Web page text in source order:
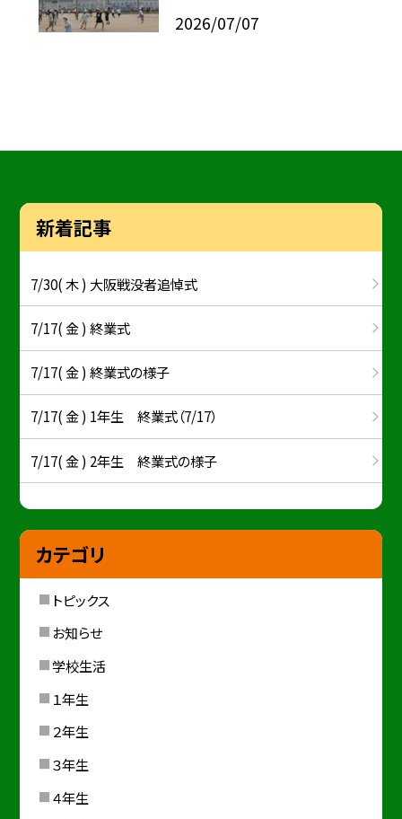
2026/07/07
新着記事
7/30( 木 ) 大阪戦没者追悼式
7/17( 金 ) 終業式
7/17( 金 ) 終業式の様子
7/17( 金 ) 1年生 終業式（7/17）
7/17( 金 ) 2年生 終業式の様子
カテゴリ
トピックス
お知らせ
学校生活
１年生
２年生
３年生
４年生